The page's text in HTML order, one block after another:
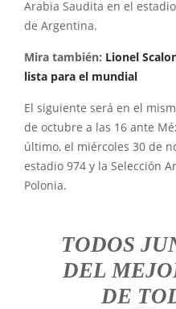
Arabia Saudita en el
de Argentina.
Mira también: Lionel
lista para el mundial
El siguiente será en el
de octubre a las 16 ante
último, el miércoles 30 de
estadio 974 y la Selección
Polonia.
TODOS
DEL
DE